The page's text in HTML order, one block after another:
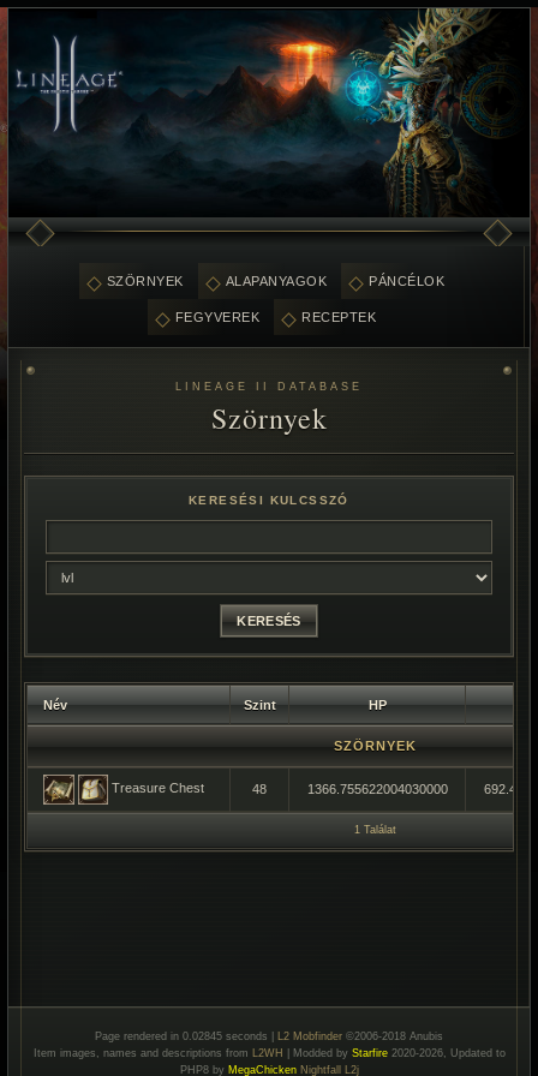
SZÖRNYEK ALAPANYAGOK PÁNCÉLOK
FEGYVEREK RECEPTEK
LINEAGE II DATABASE
Szörnyek
KERESÉSI KULCSSZÓ
Név Szint HP
SZÖRNYEK
Treasure Chest 48 1366.755622004030000
1 Találat
Page rendered in 0.02845 seconds | L2 Mobfinder ©2006-2018 Anubis
Item images, names and descriptions from L2WH | Modded by Starfire2020-2026, Updated to
PHP8 by MegaChicken Nightfall L2j